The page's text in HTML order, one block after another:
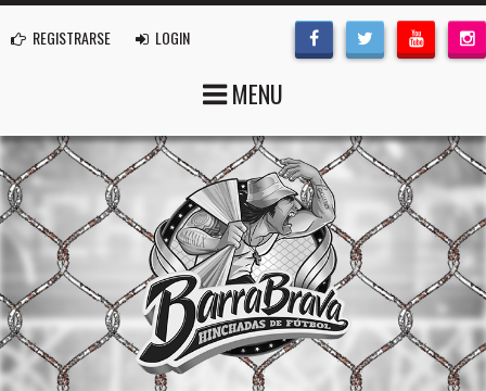
REGISTRARSE LOGIN
MENU